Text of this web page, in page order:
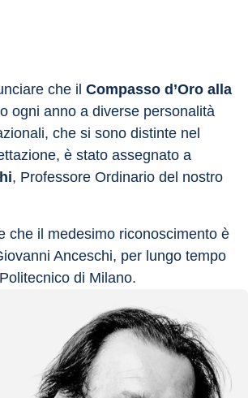
che il Compasso d’Oro alla
ogni anno a diverse personalità
che si sono distinte nel
è stato assegnato a
, Professore Ordinario del nostro
che il medesimo riconoscimento è
Anceschi, per lungo tempo
di Milano.